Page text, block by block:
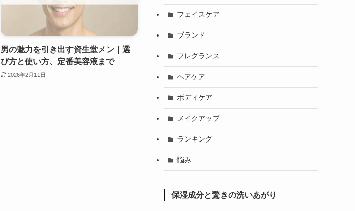
男の魅力を引き出す資生堂メン｜選
び方と使い方、定番美容液まで
2026年2月11日
フェイスケア
ブランド
フレグランス
ヘアケア
ボディケア
メイクアップ
ランキング
悩み
保湿成分と驚きの洗いあがり